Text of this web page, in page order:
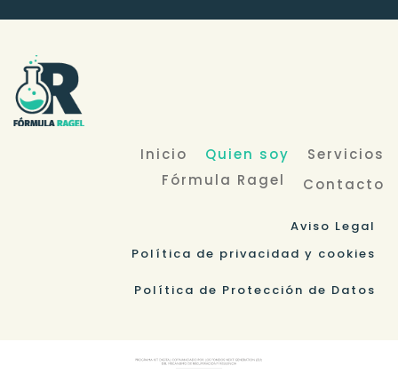
Inicio Quien soy
Servicios
Fórmula Ragel
Contacto
Aviso Legal
Política de privacidad y cookies
Política de Protección de Datos